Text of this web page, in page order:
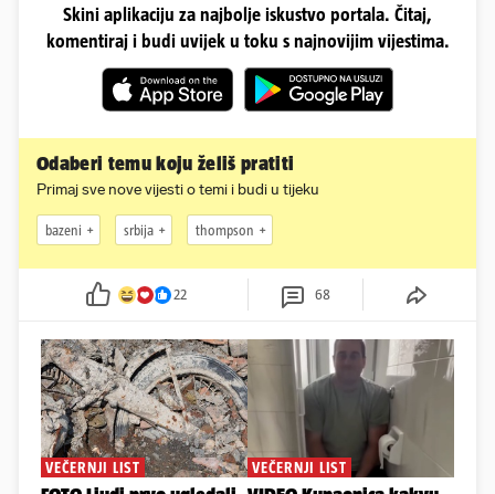
Skini aplikaciju za najbolje iskustvo portala. Čitaj,
komentiraj i budi uvijek u toku s najnovijim vijestima.
Odaberi temu koju želiš pratiti
Primaj sve nove vijesti o temi i budi u tijeku
bazeni srbija thompson
22 68